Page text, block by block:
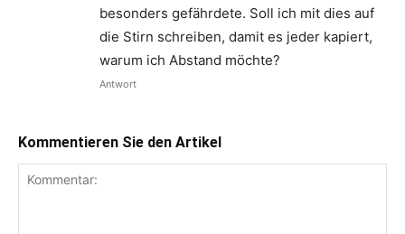
besonders gefährdete. Soll ich mit dies auf
die Stirn schreiben, damit es jeder kapiert,
warum ich Abstand möchte?
Antwort
Kommentieren Sie den Artikel